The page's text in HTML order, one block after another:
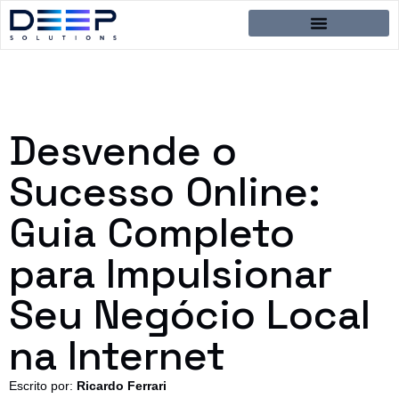
Desvende o
Sucesso Online:
Guia Completo
para Impulsionar
Seu Negócio Local
na Internet
Escrito por: Ricardo Ferrari